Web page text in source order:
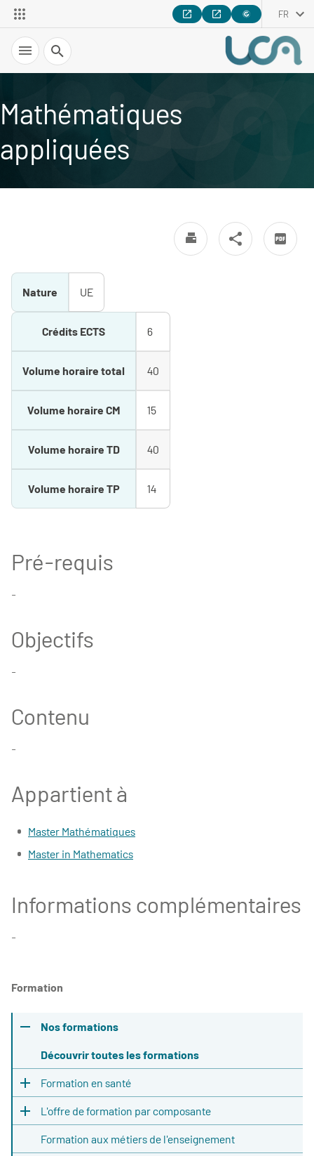
FR
Recherche
Mathématiques
appliquées
Nature UE
Crédits ECTS 6
Volume horaire total 40
Volume horaire CM 15
Volume horaire TD 40
Volume horaire TP 14
Pré-requis
-
Objectifs
-
Contenu
-
Appartient à
Master Mathématiques
Master in Mathematics
Informations complémentaires
-
Formation
Nos formations
Découvrir toutes les formations
Formation en santé
L'offre de formation par composante
Formation aux métiers de l'enseignement